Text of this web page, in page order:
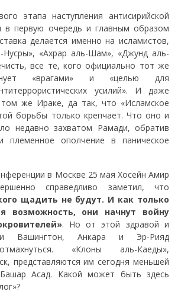
этапа наступления антисирийской
в первую очередь и главным образом
делается именно на исламистов,
«Ахрар аль-Шам», «Джунд аль-
все те, кого официально тот же
«врагами» и «целью для
усилий». И даже
же Ираке, да так, что «Исламское
борьбы только крепчает. Что оно и
недавно захватом Рамади, обратив
племенное ополчение в паническое
в Москве 25 мая Хосейн Амир
справедливо заметил, что
щадить не будут. И как только
возможность, они начнут войну
. Но от этой здравой и
Вашингтон, Анкара и Эр-Рияд
«Клоны аль-Каеды»,
представляются им сегодня меньшей
Асад. Какой может быть здесь